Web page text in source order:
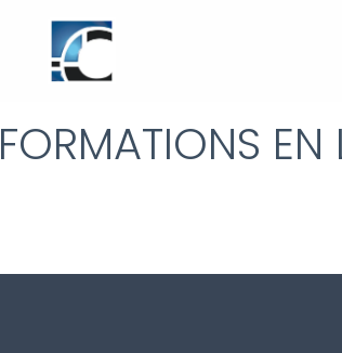
FORMATIONS